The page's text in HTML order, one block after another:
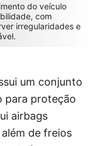
do veículo
com
irregularidades e
um conjunto
para proteção
airbags
de freios